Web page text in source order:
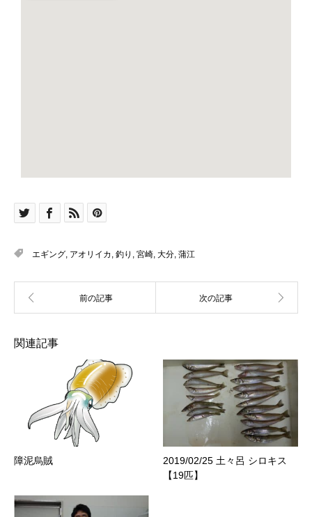
エギング, アオリイカ , 釣り , 宮崎, 大分, 蒲江
関連記事
障泥烏賊
2019/02/25 土々呂 シロキス
【19匹】